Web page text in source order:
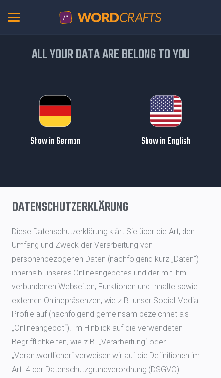
ALL YOUR DATA ARE BELONG TO YOU
Show in German Show in English
DATENSCHUTZERKLÄRUNG
Diese Datenschutzerklärung klärt Sie über die Art, den
Umfang und Zweck der Verarbeitung von
personenbezogenen Daten (nachfolgend kurz „Daten“)
innerhalb unseres Onlineangebotes und der mit ihm
verbundenen Webseiten, Funktionen und Inhalte sowie
externen Onlinepräsenzen, wie z.B. unser Social Media
Profile auf (nachfolgend gemeinsam bezeichnet als
„Onlineangebot“). Im Hinblick auf die verwendeten
Begrifflichkeiten, wie z.B. „Verarbeitung“ oder
„Verantwortlicher“ verweisen wir auf die Definitionen im
Art. 4 der Datenschutzgrundverordnung (DSGVO).